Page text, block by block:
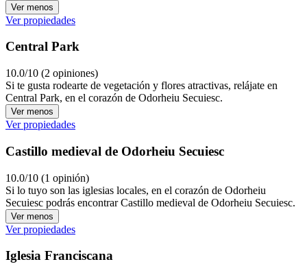
Ver menos
Ver propiedades
Central Park
10.0/10 (2 opiniones)
Si te gusta rodearte de vegetación y flores atractivas, relájate en
Central Park, en el corazón de Odorheiu Secuiesc.
Ver menos
Ver propiedades
Castillo medieval de Odorheiu Secuiesc
10.0/10 (1 opinión)
Si lo tuyo son las iglesias locales, en el corazón de Odorheiu
Secuiesc podrás encontrar Castillo medieval de Odorheiu Secuiesc.
Ver menos
Ver propiedades
Iglesia Franciscana